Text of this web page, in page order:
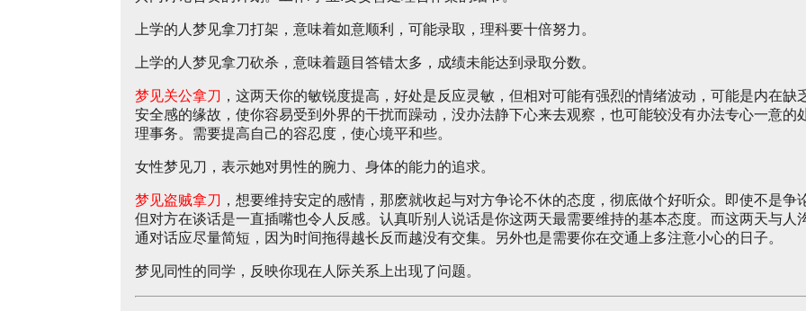
上学的人梦见拿刀打架，意味着如意顺利，可能录取，理科要十倍努力。
上学的人梦见拿刀砍杀，意味着题目答错太多，成绩未能达到录取分数。
梦见关公拿刀 ，这两天你的敏锐度提高，好处是反应灵敏，但相对可能有强烈的情绪波动，可能是内在缺
安全感的缘故，使你容易受到外界的干扰而躁动，没办法静下心来去观察，也可能较没有办法专心一意的
理事务。需要提高自己的容忍度，使心境平和些。
女性梦见刀，表示她对男性的腕力、身体的能力的追求。
梦见盗贼拿刀 ，想要维持安定的感情，那麽就收起与对方争论不休的态度，彻底做个好听众。即使不是争
但对方在谈话是一直插嘴也令人反感。认真听别人说话是你这两天最需要维持的基本态度。而这两天与人
通对话应尽量简短，因为时间拖得越长反而越没有交集。另外也是需要你在交通上多注意小心的日子。
梦见同性的同学，反映你现在人际关系上出现了问题。